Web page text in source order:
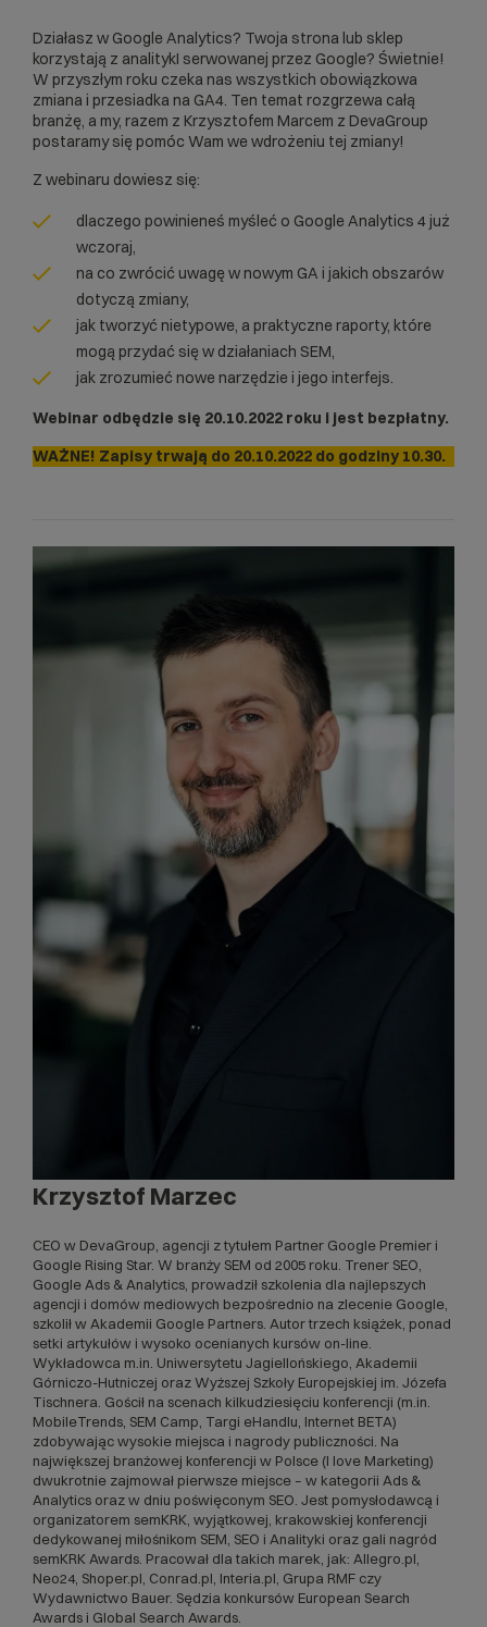
Działasz w Google Analytics? Twoja strona lub sklep
korzystają z analitykI serwowanej przez Google? Świetnie!
W przyszłym roku czeka nas wszystkich obowiązkowa
zmiana i przesiadka na GA4. Ten temat rozgrzewa całą
branżę, a my, razem z Krzysztofem Marcem z DevaGroup
postaramy się pomóc Wam we wdrożeniu tej zmiany!
Z webinaru dowiesz się:
dlaczego powinieneś myśleć o Google Analytics 4 już
wczoraj,
na co zwrócić uwagę w nowym GA i jakich obszarów
dotyczą zmiany,
jak tworzyć nietypowe, a praktyczne raporty, które
mogą przydać się w działaniach SEM,
jak zrozumieć nowe narzędzie i jego interfejs.
Webinar odbędzie się 20.10.2022 roku i jest bezpłatny.
WAŻNE! Zapisy trwają do 20.10.2022 do godziny 10.30.
Krzysztof Marzec
CEO w DevaGroup , agencji z tytułem Partner Google Premier i
Google Rising Star. W branży SEM od 2005 roku. Trener SEO,
Google Ads & Analytics, prowadził szkolenia dla najlepszych
agencji i domów mediowych bezpośrednio na zlecenie Google,
szkolił w Akademii Google Partners. Autor trzech książek, ponad
setki artykułów i wysoko ocenianych kursów on-line.
Wykładowca m.in. Uniwersytetu Jagiellońskiego, Akademii
Górniczo-Hutniczej oraz Wyższej Szkoły Europejskiej im. Józefa
Tischnera. Gościł na scenach kilkudziesięciu konferencji (m.in.
MobileTrends, SEM Camp, Targi eHandlu, Internet BETA)
zdobywając wysokie miejsca i nagrody publiczności. Na
największej branżowej konferencji w Polsce (I love Marketing)
dwukrotnie zajmował pierwsze miejsce – w kategorii Ads &
Analytics oraz w dniu poświęconym SEO. Jest pomysłodawcą i
organizatorem semKRK, wyjątkowej, krakowskiej konferencji
dedykowanej miłośnikom SEM, SEO i Analityki oraz gali nagród
semKRK Awards. Pracował dla takich marek, jak: Allegro.pl,
Neo24, Shoper.pl, Conrad.pl, Interia.pl, Grupa RMF czy
Wydawnictwo Bauer. Sędzia konkursów European Search
Awards i Global Search Awards.